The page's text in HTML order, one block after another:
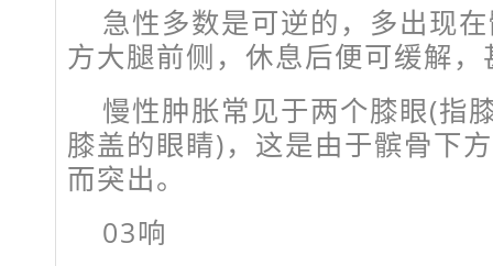
急性多数是可逆的，多出现
方大腿前侧，休息后便可缓解
慢性肿胀常见于两个膝眼(指
膝盖的眼睛)，这是由于髌骨下
而突出。
03响